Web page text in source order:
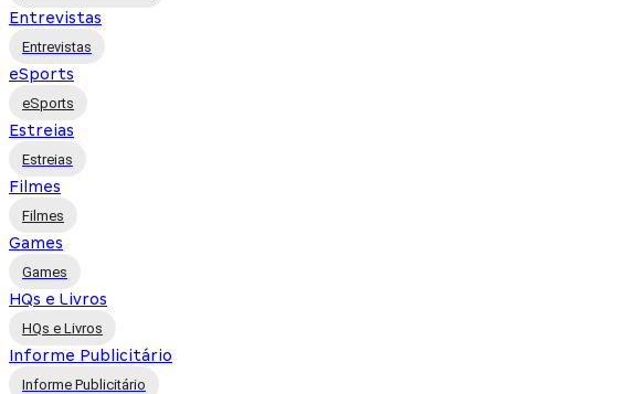
Entrevistas
Entrevistas
eSports
eSports
Estreias
Estreias
Filmes
Filmes
Games
Games
HQs e Livros
HQs e Livros
Informe Publicitário
Informe Publicitário